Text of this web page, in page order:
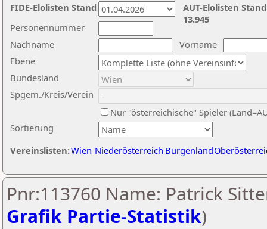
Nachname
Vorname
Ebene
Sortierung
Personennummer
Bundesland
Spgem./Kreis/Verein
Nur "österreichische" Spieler
Vereinslisten:Wien Niederösterreich Burgenland
AUT-Elolisten
13.945
FIDE-Elolisten Stand
Pnr:113760 Name: Patrick
Grafik Partie-Statistik)